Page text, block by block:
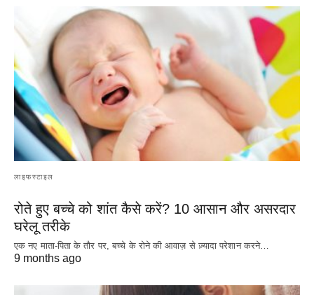
लाइफस्टाइल
रोते हुए बच्चे को शांत कैसे करें? 10 आसान और असरदार
घरेलू तरीके
एक नए माता-पिता के तौर पर, बच्चे के रोने की आवाज़ से ज़्यादा परेशान करने…
9 months ago